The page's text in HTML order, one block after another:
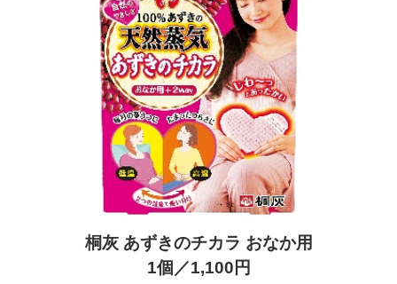
桐灰 あずきのチカラ おなか用
1個／1,100円